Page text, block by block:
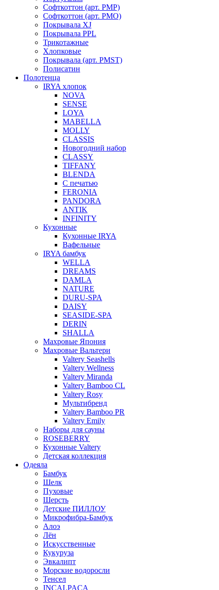
Софткоттон (арт. PMP)
Софткоттон (арт. PMO)
Покрывала XJ
Покрывала PPL
Трикотажные
Хлопковые
Покрывала (арт. PMST)
Полисатин
Полотенца
IRYA хлопок
NOVA
SENSE
LOYA
MABELLA
MOLLY
CLASSIS
Новогодний набор
CLASSY
TIFFANY
BLENDA
С печатью
FERONIA
PANDORA
ANTIK
INFINITY
Кухонные
Кухонные IRYA
Вафельные
IRYA бамбук
WELLA
DREAMS
DAMLA
NATURE
DURU-SPA
DAISY
SEASIDE-SPA
DERIN
SHALLA
Махровые Япония
Махровые Вальтери
Valtery Seashells
Valtery Wellness
Valtery Miranda
Valtery Bamboo CL
Valtery Rosy
Мультибренд
Valtery Bamboo PR
Valtery Emily
Наборы для сауны
ROSEBERRY
Кухонные Valtery
Детская коллекция
Одеяла
Бамбук
Шелк
Пуховые
Шерсть
Детские ПИЛЛОУ
Микрофибра-Бамбук
Алоэ
Лён
Искусственные
Кукуруза
Эвкалипт
Морские водоросли
Тенсел
INCALPACA